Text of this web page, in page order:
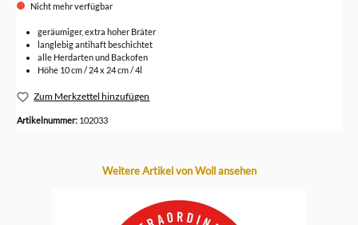
Nicht mehr verfügbar
geräumiger, extra hoher Bräter
langlebig antihaft beschichtet
alle Herdarten und Backofen
Höhe 10 cm / 24 x 24 cm / 4l
Zum Merkzettel hinzufügen
Artikelnummer: 102033
Produktgalerie überspringen
Weitere Artikel von Woll ansehen